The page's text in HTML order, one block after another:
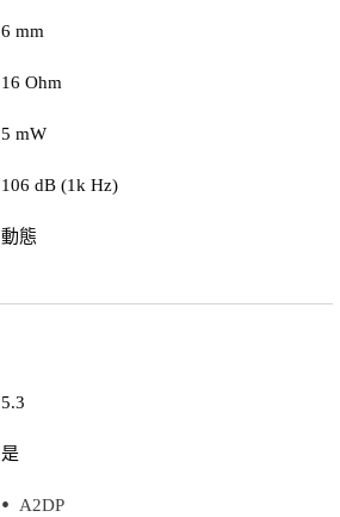
6 mm
16 Ohm
5 mW
106 dB (1k Hz)
動態
5.3
是
A2DP